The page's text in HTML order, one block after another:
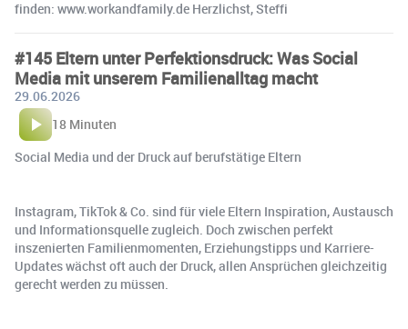
finden: www.workandfamily.de Herzlichst, Steffi
#145 Eltern unter Perfektionsdruck: Was Social
Media mit unserem Familienalltag macht
29.06.2026
18 Minuten
Social Media und der Druck auf berufstätige Eltern
Instagram, TikTok & Co. sind für viele Eltern Inspiration, Austausch
und Informationsquelle zugleich. Doch zwischen perfekt
inszenierten Familienmomenten, Erziehungstipps und Karriere-
Updates wächst oft auch der Druck, allen Ansprüchen gleichzeitig
gerecht werden zu müssen.